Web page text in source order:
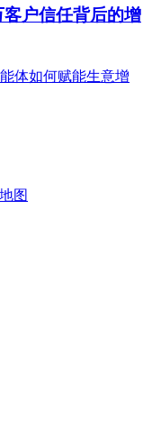
户信任背后的增
体如何赋能生意增
图